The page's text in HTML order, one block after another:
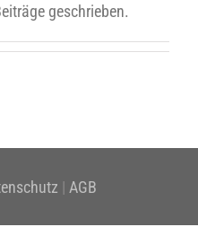
geschrieben.
| AGB